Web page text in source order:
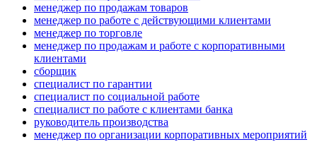
менеджер по продажам товаров
менеджер по работе с действующими клиентами
менеджер по торговле
менеджер по продажам и работе с корпоративными
клиентами
сборщик
специалист по гарантии
специалист по социальной работе
специалист по работе с клиентами банка
руководитель производства
менеджер по организации корпоративных мероприятий